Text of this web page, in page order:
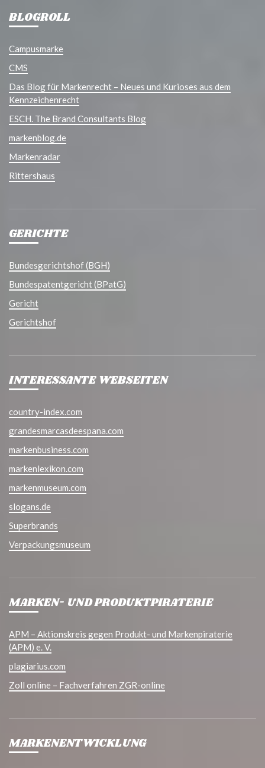
BLOGROLL
Campusmarke
CMS
Das Blog für Markenrecht – Neues und Kurioses aus dem
Kennzeichenrecht
ESCH. The Brand Consultants Blog
markenblog.de
Markenradar
Rittershaus
GERICHTE
Bundesgerichtshof (BGH)
Bundespatentgericht (BPatG)
Gericht
Gerichtshof
INTERESSANTE WEBSEITEN
country-index.com
grandesmarcasdeespana.com
markenbusiness.com
markenlexikon.com
markenmuseum.com
slogans.de
Superbrands
Verpackungsmuseum
MARKEN- UND PRODUKTPIRATERIE
APM – Aktionskreis gegen Produkt- und Markenpiraterie
(APM) e. V.
plagiarius.com
Zoll online – Fachverfahren ZGR-online
MARKENENTWICKLUNG